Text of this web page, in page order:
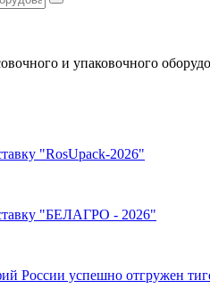
и упаковочного
"RosUpack-2026"
"БЕЛАГРО - 2026"
России успешно отгружен